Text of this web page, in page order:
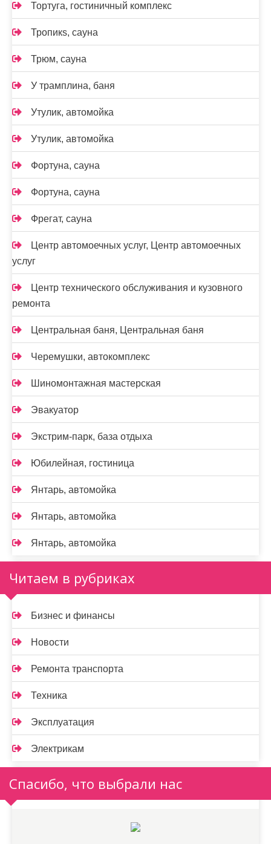
Тортуга, гостиничный комплекс
Тропикs, сауна
Трюм, сауна
У трамплина, баня
Утулик, автомойка
Утулик, автомойка
Фортуна, сауна
Фортуна, сауна
Фрегат, сауна
Центр автомоечных услуг, Центр автомоечных
услуг
Центр технического обслуживания и кузовного
ремонта
Центральная баня, Центральная баня
Черемушки, автокомплекс
Шиномонтажная мастерская
Эвакуатор
Экстрим-парк, база отдыха
Юбилейная, гостиница
Янтарь, автомойка
Янтарь, автомойка
Янтарь, автомойка
Читаем в рубриках
Бизнес и финансы
Новости
Ремонта транспорта
Техника
Эксплуатация
Электрикам
Спасибо, что выбрали нас